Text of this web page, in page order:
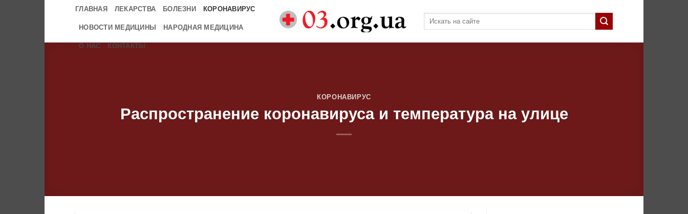
ГЛАВНАЯ ЛЕКАРСТВА БОЛЕЗНИ КОРОНАВИРУС
НОВОСТИ МЕДИЦИНЫ НАРОДНАЯ МЕДИЦИНА
О НАС КОНТАКТЫ
КОРОНАВИРУС
Распространение коронавируса и температура на улице